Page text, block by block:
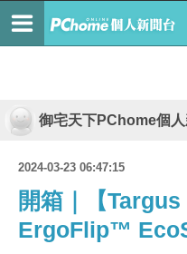
御宅天下PChome個人
2024-03-23 06:47:15
開箱｜【Targus
ErgoFlip™